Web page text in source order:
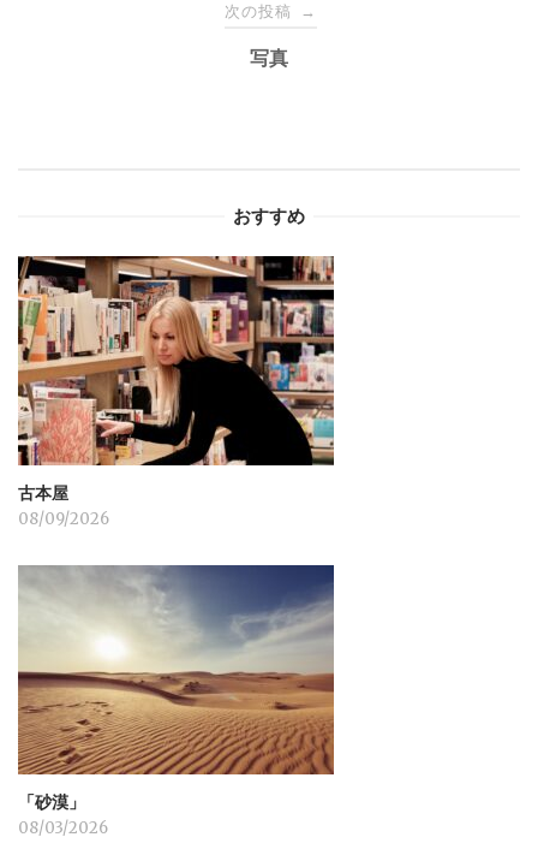
シ
ョ
ン
次の投稿 →
写真
おすすめ
古本屋
08/09/2026
「砂漠」
08/03/2026